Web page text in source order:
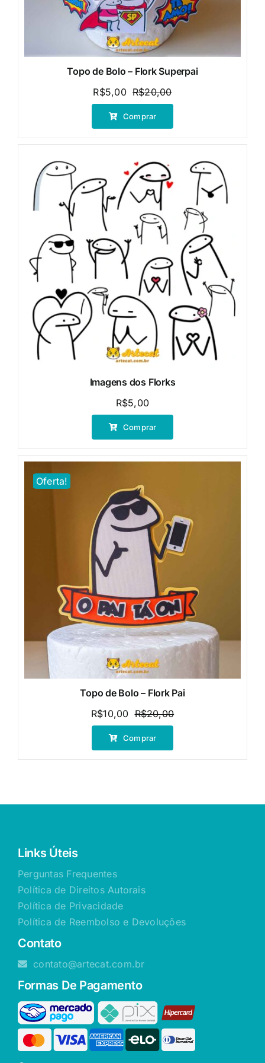
Topo de Bolo – Flork Superpai
R$20,00O
preço
era:
R$5,00
O
preço
é:
Comprar
Imagens dos Florks
R$5,00
Comprar
Oferta!
Topo de Bolo – Flork Pai
R$20,00O
preço
R$10,00
O
preço
Comprar
Links Úteis
Perguntas Frequentes
Política de Direitos Autorais
Política de Privacidade
Política de Reembolso e Devoluções
Contato
contato@artecat.com.br
Formas De Pagamento